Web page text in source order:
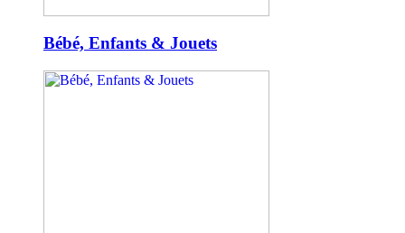
Bébé, Enfants & Jouets